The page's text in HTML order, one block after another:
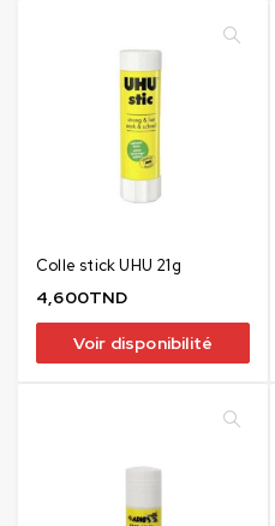
Colle stick UHU 21g
4,600TND
Voir disponibilité